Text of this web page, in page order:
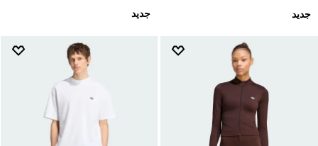
جديد جديد